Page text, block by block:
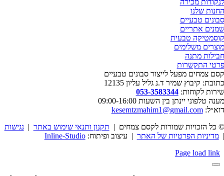
החנות שלנו
סבונים טבעיים
שמנים אתריים
קוסמטיקה טבעית
מוצרים משלימים
חבילות מתנה
פרטי התקשרות
קסם צמחים מפעל לייצור סבונים טבעיים
כתובת: קיבוץ שמיר ד.נ גליל עליון 12135
שירות לקוחות:053-3583344
מענה טלפוני יינתן בין השעות 09:00-16:00
דוא״ל:kesemtzmahim1@gmail.com
© כל הזכויות שמורות לקסם צמחים | תקנון ותנאי שימוש באתר |נגישות
|מדיניות הפרטיות של האתר | עיצוב ופיתוח:Inline-Studio
Page load link